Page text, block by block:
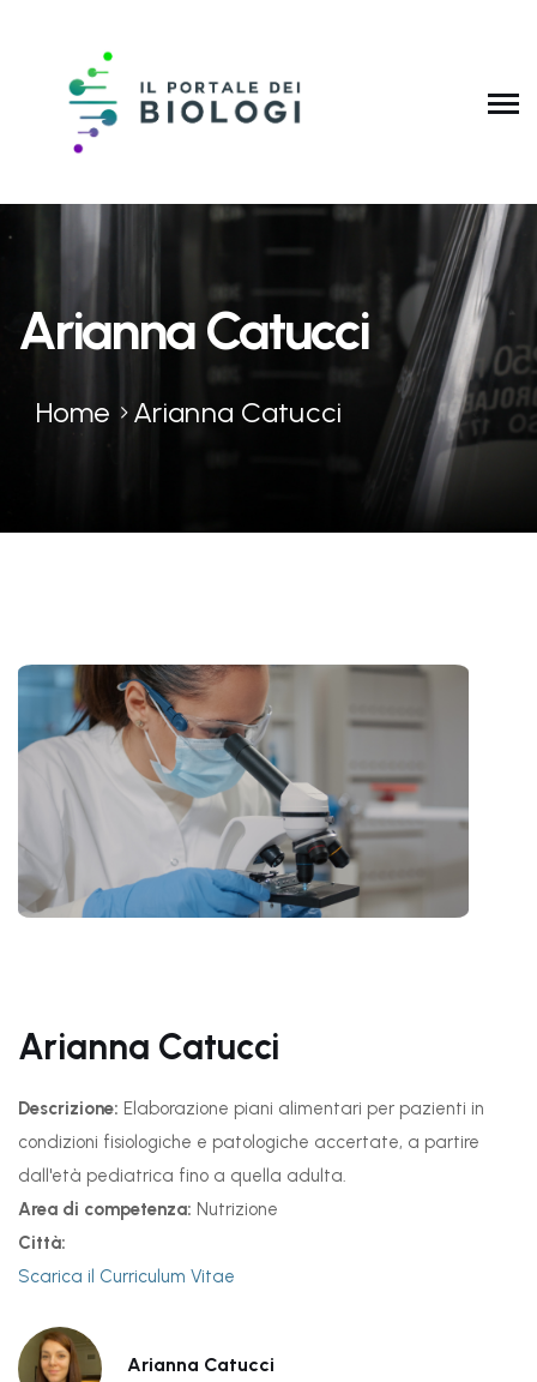
Arianna Catucci
Home Arianna Catucci
Arianna Catucci
Descrizione: Elaborazione piani alimentari per pazienti in
condizioni fisiologiche e patologiche accertate, a partire
dall'età pediatrica fino a quella adulta.
Area di competenza: Nutrizione
Città:
Scarica il Curriculum Vitae
Arianna Catucci